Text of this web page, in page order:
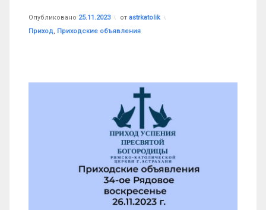
Опубликовано 25.11.2023
Обновлено на
от astrkatolik
Рубрики:
Приход, Приходские объявления